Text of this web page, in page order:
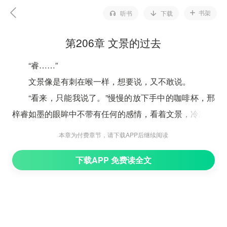
听书 下载 书架
第206章 文景的过去
“睿……”
文景像是有刺在喉一样，想要说，又不敢说。
“看来，只能我说了。”慢慢的放下手中的咖啡杯，邢
梓睿如墨的眼眸中不带有任何的感情，看着文景，冷冷的
加州的圣保嘉教堂的门口，然后被附近的孤儿院的院长收
本章为付费章节，请下载APP后继续阅读
下载APP 免费读全文